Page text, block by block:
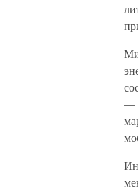
—